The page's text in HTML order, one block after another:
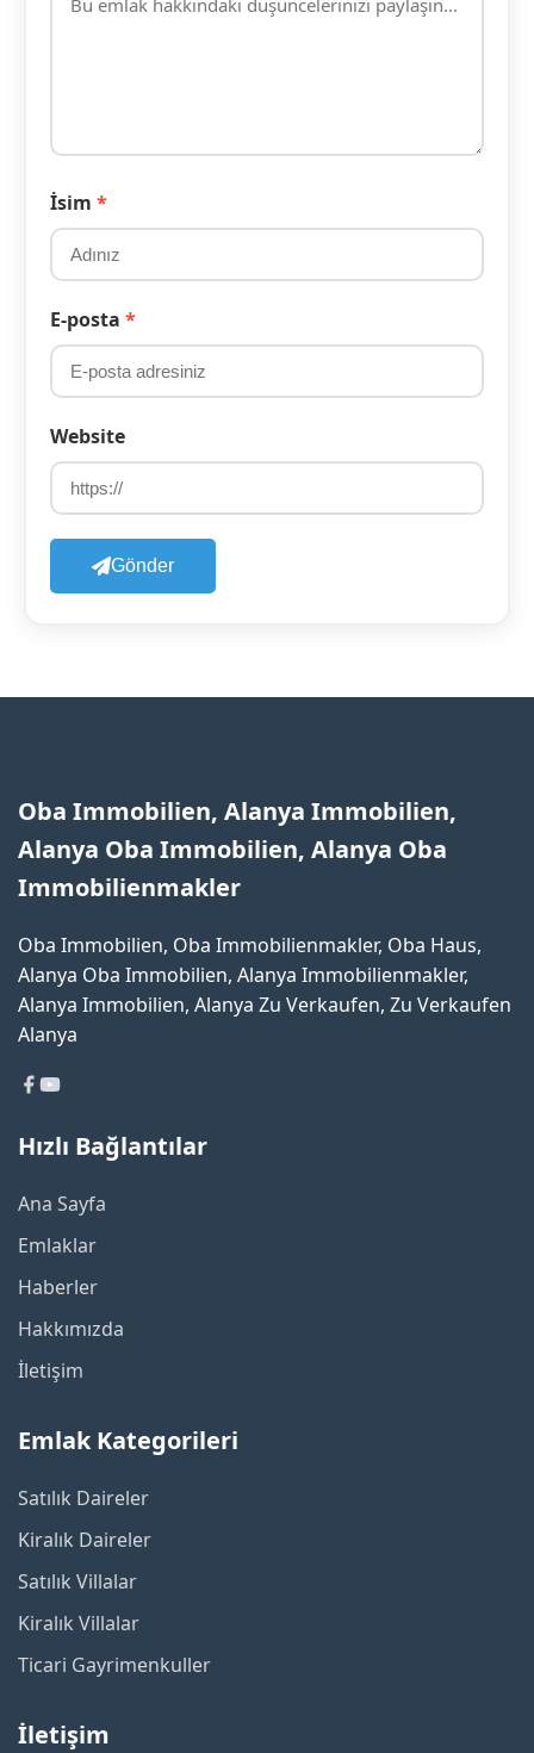
İsim *
E-posta *
Website
Gönder
Oba Immobilien, Alanya Immobilien,
Alanya Oba Immobilien, Alanya Oba
Immobilienmakler
Oba Immobilien, Oba Immobilienmakler, Oba Haus,
Alanya Oba Immobilien, Alanya Immobilienmakler,
Alanya Immobilien, Alanya Zu Verkaufen, Zu Verkaufen
Alanya
Hızlı Bağlantılar
Ana Sayfa
Emlaklar
Haberler
Hakkımızda
İletişim
Emlak Kategorileri
Satılık Daireler
Kiralık Daireler
Satılık Villalar
Kiralık Villalar
Ticari Gayrimenkuller
İletişim